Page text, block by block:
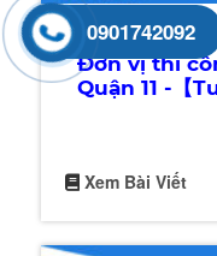
Đơn vị thi
Quận 11 -【
Xem Bài Viết
0901742092